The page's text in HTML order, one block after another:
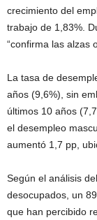
crecimiento del
trabajo de 1,83%.
“confirma las alzas
La tasa de
años (9,6%), sin
últimos 10 años
el desempleo
aumentó 1,7 pp,
Según el análisis
desocupados, un
que han percibido